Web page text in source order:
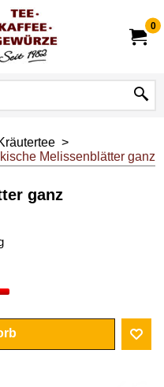
0
>
Melissenblätter ganz
ganz